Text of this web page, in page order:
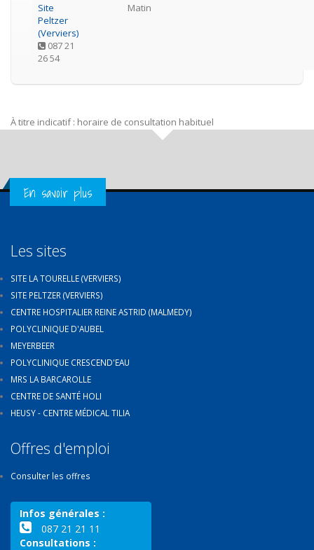
Site
Peltzer
(Verviers)
087 21
26 54
Matin
À titre indicatif : horaire de consultation habituel
Get in Touch
En savoir plus
Les sites
SITE LA TOURELLE (VERVIERS)
SITE PELTZER (VERVIERS)
CENTRE HOSPITALIER REINE ASTRID (MALMEDY)
POLYCLINIQUE D'AUBEL
MEYERBEER
POLYCLINIQUE CRESCEND'EAU
MRS LA BARCAROLLE
CENTRE DE SANTÉ HOLI
HEUSY - CENTRE MÉDICAL TILIA
Offres d'emploi
Consulter les offres
Infos générales :
087 21 21 11
Consultations :